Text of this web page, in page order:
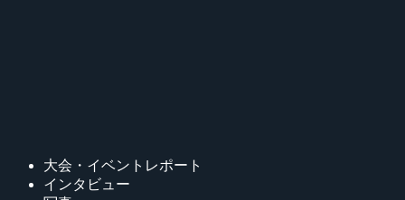
大会・イベントレポート
インタビュー